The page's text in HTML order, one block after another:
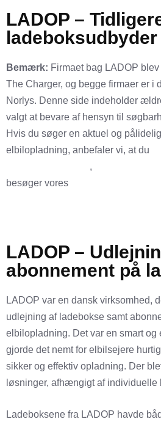
LADOP –
ladeboksudbyder
Bemærk: Firmaet bag LADOP
The Charger, og begge firmaer er i
Norlys. Denne side indeholder
valgt at bevare af hensyn til
Hvis du søger en aktuel og
elbilopladning, anbefaler vi, at du
,
besøger vores
LADOP –
abonnement på
LADOP var en dansk virksomhed,
udlejning af ladebokse samt
elbilopladning. Det var en smart og
gjorde det nemt for elbilsejere
sikker og effektiv opladning. Der
løsninger, afhængigt af individuelle
Ladeboksene fra LADOP havde